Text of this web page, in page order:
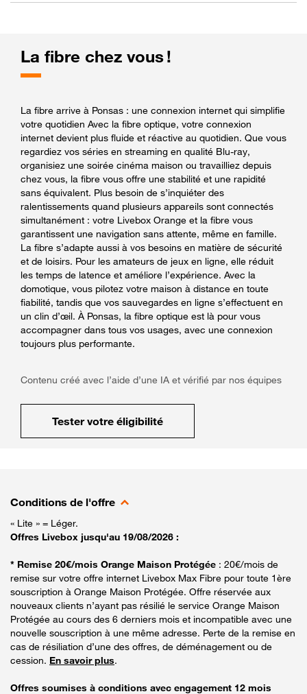
La fibre chez vous !
La fibre arrive à Ponsas : une connexion internet qui simplifie
votre quotidien Avec la fibre optique, votre connexion
internet devient plus fluide et réactive au quotidien. Que vous
regardiez vos séries en streaming en qualité Blu-ray,
organisiez une soirée cinéma maison ou travailliez depuis
chez vous, la fibre vous offre une stabilité et une rapidité
sans équivalent. Plus besoin de s’inquiéter des
ralentissements quand plusieurs appareils sont connectés
simultanément : votre Livebox Orange et la fibre vous
garantissent une navigation sans attente, même en famille.
La fibre s’adapte aussi à vos besoins en matière de sécurité
et de loisirs. Pour les amateurs de jeux en ligne, elle réduit
les temps de latence et améliore l’expérience. Avec la
domotique, vous pilotez votre maison à distance en toute
fiabilité, tandis que vos sauvegardes en ligne s’effectuent en
un clin d’œil. À Ponsas, la fibre optique est là pour vous
accompagner dans tous vos usages, avec une connexion
toujours plus performante.
Contenu créé avec l’aide d’une IA et vérifié par nos équipes
Tester votre éligibilité
Conditions de l'offre
« Lite » = Léger.
Offres Livebox jusqu'au 19/08/2026 :
* Remise 20€/mois Orange Maison Protégée : 20€/mois de
remise sur votre offre internet Livebox Max Fibre pour toute 1ère
souscription à Orange Maison Protégée. Offre réservée aux
nouveaux clients n’ayant pas résilié le service Orange Maison
Protégée au cours des 6 derniers mois et incompatible avec une
nouvelle souscription à une même adresse. Perte de la remise en
cas de résiliation d’une des offres, de déménagement ou de
cession. En savoir plus.
Offres soumises à conditions avec engagement 12 mois